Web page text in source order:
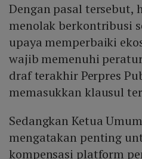
Dengan pasal tersebut,
menolak berkontribusi
upaya memperbaiki
wajib memenuhi
draf terakhir Perpres
memasukkan klausul
Sedangkan Ketua
mengatakan penting
kompensasi platform